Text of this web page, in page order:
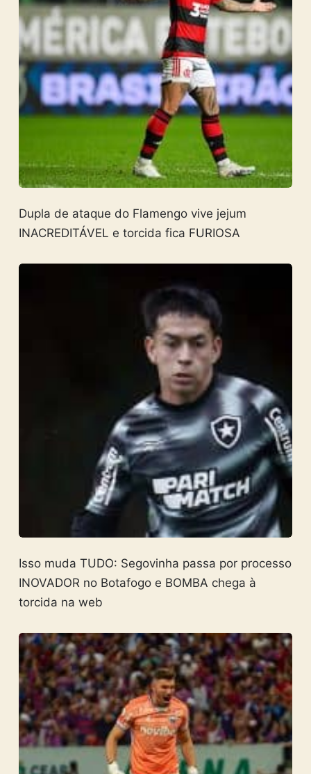
Dupla de ataque do Flamengo vive jejum
INACREDITÁVEL e torcida fica FURIOSA
Isso muda TUDO: Segovinha passa por processo
INOVADOR no Botafogo e BOMBA chega à
torcida na web